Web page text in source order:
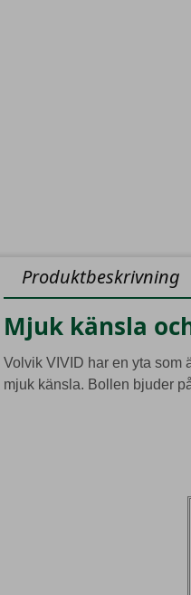
Produktbeskrivning
Mjuk känsla
Volvik VIVID har en yta som
mjuk känsla. Bollen bjuder